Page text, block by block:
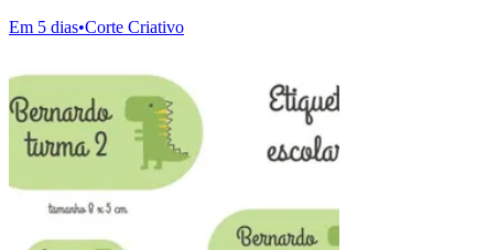
Em 5 dias•Corte Criativo